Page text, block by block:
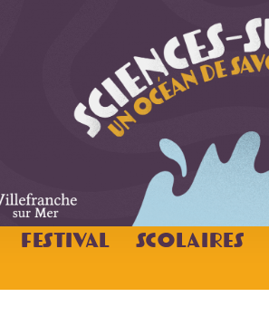
Festival Scolaires